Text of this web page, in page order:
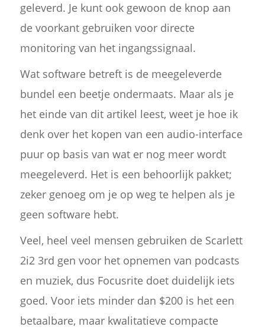
geleverd. Je kunt ook gewoon de knop aan
de voorkant gebruiken voor directe
monitoring van het ingangssignaal.
Wat software betreft is de meegeleverde
bundel een beetje ondermaats. Maar als je
het einde van dit artikel leest, weet je hoe ik
denk over het kopen van een audio-interface
puur op basis van wat er nog meer wordt
meegeleverd. Het is een behoorlijk pakket;
zeker genoeg om je op weg te helpen als je
geen software hebt.
Veel, heel veel mensen gebruiken de Scarlett
2i2 3rd gen voor het opnemen van podcasts
en muziek, dus Focusrite doet duidelijk iets
goed. Voor iets minder dan $200 is het een
betaalbare, maar kwalitatieve compacte